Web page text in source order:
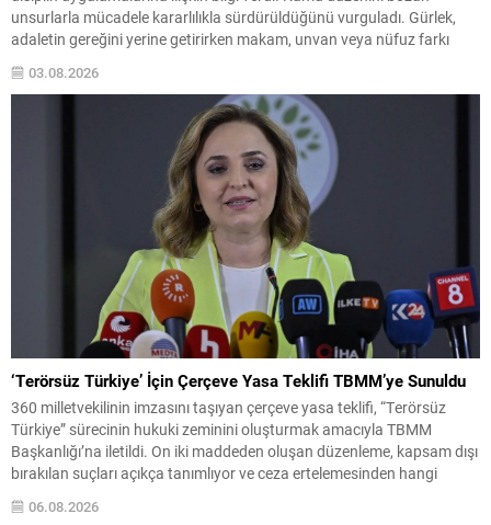
unsurlarla mücadele kararlılıkla sürdürüldüğünü vurguladı. Gürlek,
adaletin gereğini yerine getirirken makam, unvan veya nüfuz farkı
gözetilmediğini belirtti ve bu yaklaşımın yargı mensupları için de
geçerli olduğunu söyledi. Denetim ve Disiplin Uygulamaları Hâkim ve...
03.08.2026
‘Terörsüz Türkiye’ İçin Çerçeve Yasa Teklifi TBMM’ye Sunuldu
360 milletvekilinin imzasını taşıyan çerçeve yasa teklifi, “Terörsüz
Türkiye” sürecinin hukuki zeminini oluşturmak amacıyla TBMM
Başkanlığı’na iletildi. On iki maddeden oluşan düzenleme, kapsam dışı
bırakılan suçları açıkça tanımlıyor ve ceza ertelemesinden hangi
kişilerin yararlanabileceğini netleştiriyor. DEM Parti Sözcüsü Ayşegül
Doğan, genel merkezde düzenlediği basın toplantısında teklifin içerik
06.08.2026